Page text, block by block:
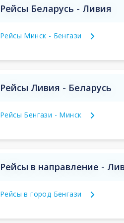
Рейсы Беларусь - Ливия
Рейсы Минск - Бенгази
Рейсы Ливия - Беларусь
Рейсы Бенгази - Минск
Рейсы в направление -
Рейсы в город Бенгази